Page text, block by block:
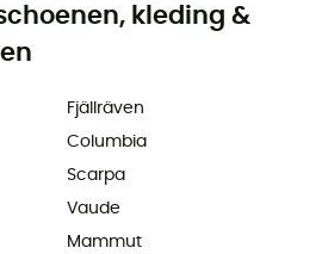
kleding &
Fjällräven
Columbia
Scarpa
Vaude
Mammut